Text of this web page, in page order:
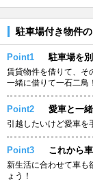
駐車場付き物件
Point1 駐車場を
賃貸物件を借りて、そ
一緒に借りて一石二鳥！
Point2 愛車と一
引越したいけど愛車を
Point3 これから
新生活に合わせて車も
ょう！